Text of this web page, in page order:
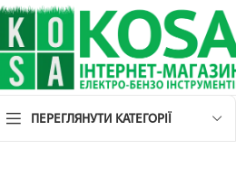
ПЕРЕГЛЯНУТИ КАТЕГОРІЇ